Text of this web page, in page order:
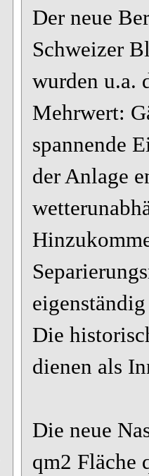
Der neue
Schweizer
wurden u.a.
Mehrwert:
spannende
der Anlage
Die
dienen als
Die neue
qm2 Fläche